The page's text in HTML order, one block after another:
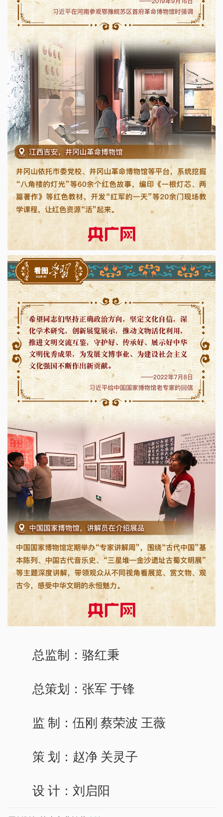
总监制：骆红秉
总策划：张军 于锋
监 制：伍刚 蔡荣波 王薇
策 划：赵净 关灵子
设 计：刘启阳